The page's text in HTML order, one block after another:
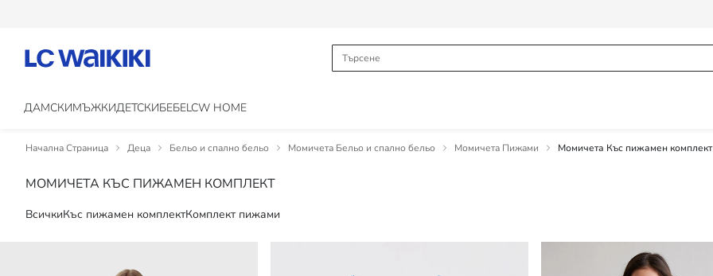
ДАМСКИМЪЖКИДЕТСКИБЕБЕLCW HOME
Начална Страница Деца Бельо и спално бельо Момичета Бельо и спално бельо Момичета Пижами Момичета Къс пижамен комплект
МОМИЧЕТА КЪС ПИЖАМЕН КОМПЛЕКТ
ВсичкиКъс пижамен комплектКомплект пижами